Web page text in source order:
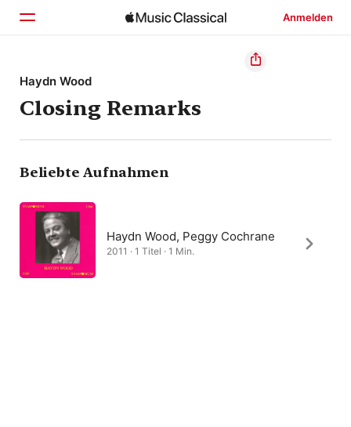
Anmelden
Startseite
Entdecken
Suchen
Haydn Wood
Closing Remarks
Beliebte Aufnahmen
Haydn Wood, Peggy Cochrane
2011 · 1 Titel · 1 Min.